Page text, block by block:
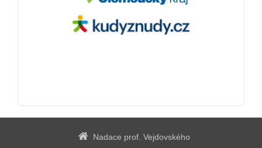
Nadace prof. Vejdovského